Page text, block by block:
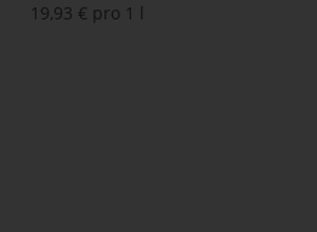
19,93 € pro 1 l